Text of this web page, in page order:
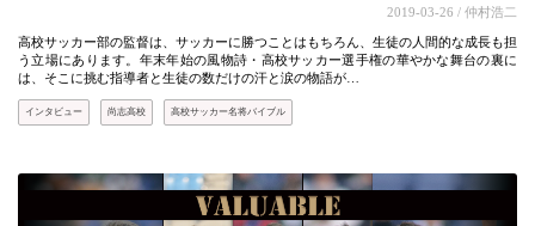
2019-03-26 / 仲村浩二
高校サッカー部の監督は、サッカーに勝つことはもちろん、生徒の人間的な成長も担
う立場にあります。年末年始の風物詩・高校サッカー選手権の華やかな舞台の裏に
は、そこに挑む指導者と生徒の数だけの汗と涙の物語が…
インタビュー 尚志高校 高校サッカー名将バイブル